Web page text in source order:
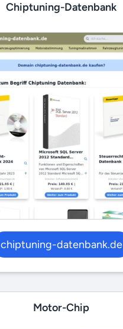
Chiptuning-Datenbank
chiptuning-datenbank.de
Motor-Chip